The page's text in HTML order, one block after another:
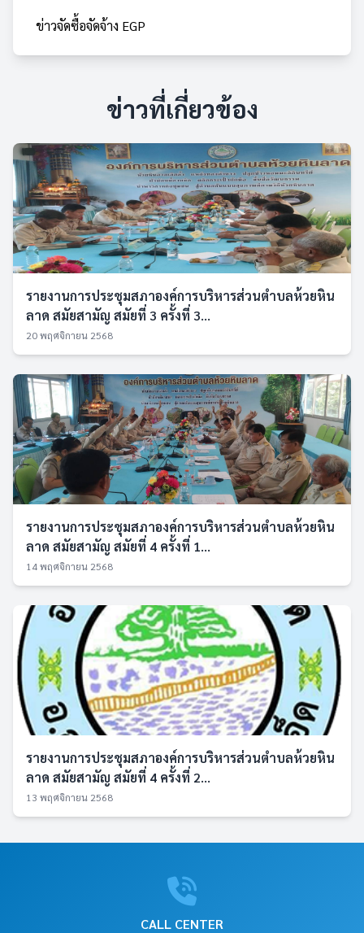
ข่าวจัดซื้อจัดจ้าง EGP
ข่าวที่เกี่ยวข้อง
รายงานการประชุมสภาองค์การบริหารส่วนตำบลห้วยหิน
ลาด สมัยสามัญ สมัยที่ 3 ครั้งที่ 3...
20 พฤศจิกายน 2568
รายงานการประชุมสภาองค์การบริหารส่วนตำบลห้วยหิน
ลาด สมัยสามัญ สมัยที่ 4 ครั้งที่ 1...
14 พฤศจิกายน 2568
รายงานการประชุมสภาองค์การบริหารส่วนตำบลห้วยหิน
ลาด สมัยสามัญ สมัยที่ 4 ครั้งที่ 2...
13 พฤศจิกายน 2568
CALL CENTER